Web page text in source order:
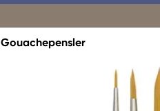
Gouachepensler